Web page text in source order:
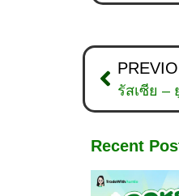
รัสเซีย –
Recent